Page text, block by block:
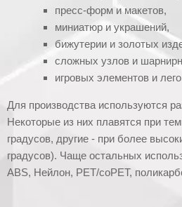
пресс-форм и макетов,
миниатюр и украшений,
бижутерии и золотых
сложных узлов и
игровых элементов и
Для производства используются
Некоторые из них плавятся при
градусов, другие - при более
градусов). Чаще остальных
ABS, Нейлон, PET/coPET,